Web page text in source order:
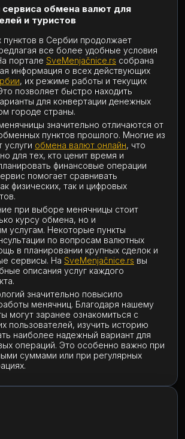
обмена валют для
и туристов
в Сербии продолжает
все более удобные условия
портале SveMenjačnice.rs собрана
информация о всех действующих
, их режиме работы и текущих
позволяет быстро находить
для конвертации денежных
городе страны.
значительно отличаются от
пунктов прошлого. Многие из
услуги обмена валют онлайн, что
для тех, кто ценит время и
финансовые операции
помогает сравнивать
физических, так и цифровых
при выборе менячницы стоит
курсу обмена, но и
услугам. Некоторые пункты
по вопросам валютных
в планировании крупных сделок и
сервисы. На SveMenjačnice.rs вы
описания услуг каждого
значительно повысило
менячниц. Благодаря нашему
могут заранее ознакомиться с
пользователей, изучить историю
наиболее надежный вариант для
операций. Это особенно важно при
суммами или при регулярных